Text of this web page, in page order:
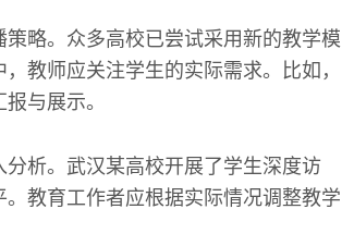
略。众多高校已尝试采用新的教学模
教师应关注学生的实际需求。比如，
与展示。
析。武汉某高校开展了学生深度访
教育工作者应根据实际情况调整教学